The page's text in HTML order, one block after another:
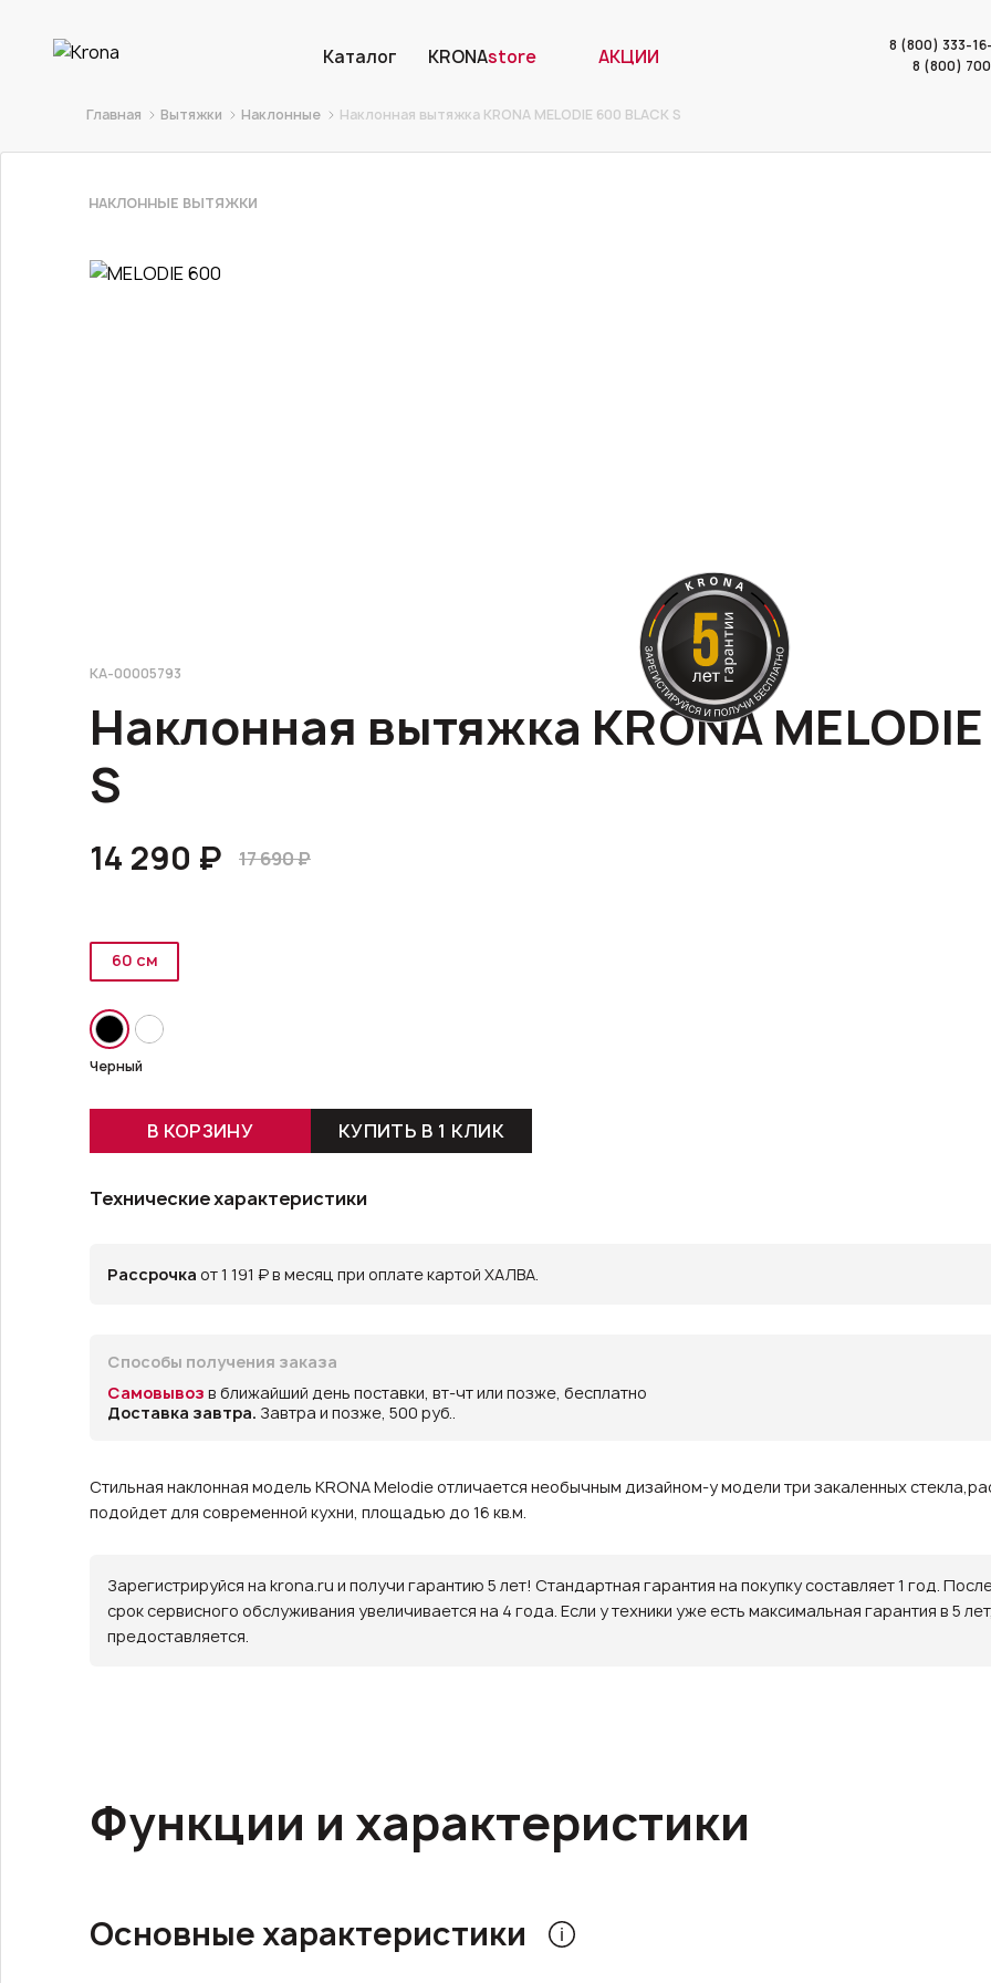
Каталог KRONAstore АКЦИИ
8 (800) 333-
8 (800)
Главная Вытяжки Наклонные Наклонная вытяжка KRONA MELODIE 600 BLACK S
НАКЛОННЫЕ ВЫТЯЖКИ
КА-00005793
Наклонная вытяжка KRONA
S
17 690 ₽
14 290 ₽
60 см
Черный
В КОРЗИНУ КУПИТЬ В 1 КЛИК
Технические характеристики
Рассрочка от 1 191 ₽ в месяц при оплате картой ХАЛВА.
Способы получения заказа
Самовывоз в ближайший день поставки, вт-чт или позже, бесплатно
Доставка завтра. Завтра и позже, 500 руб..
Стильная наклонная модель KRONA Melodie отличается необычным дизайном-у модели три закаленных
подойдет для современной кухни, площадью до 16 кв.м.
Зарегистрируйся на krona.ru и получи гарантию 5 лет! Стандартная гарантия на покупку составляет 1 год.
срок сервисного обслуживания увеличивается на 4 года. Если у техники уже есть максимальная гарантия в 5
предоставляется.
Функции и характеристики
Основные характеристики